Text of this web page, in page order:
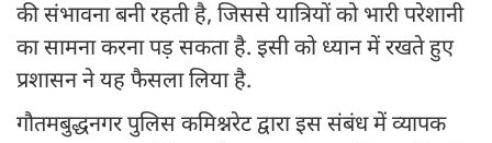
की संभावना बनी रहती है, जिससे यात्रियों को भारी परेशानी
का सामना करना पड़ सकता है. इसी को ध्यान में रखते हुए
प्रशासन ने यह फैसला लिया है.
गौतमबुद्धनगर पुलिस कमिश्नरेट द्वारा इस संबंध में व्यापक